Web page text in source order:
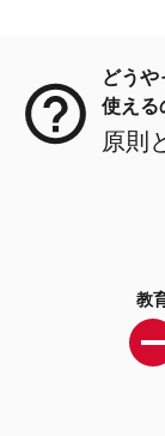
どう
使える
原則
教